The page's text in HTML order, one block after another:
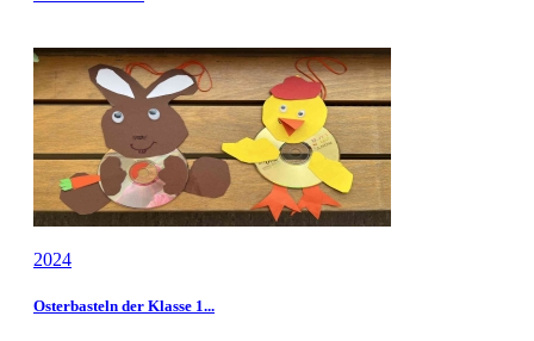
2024
Osterbasteln der Klasse 1...